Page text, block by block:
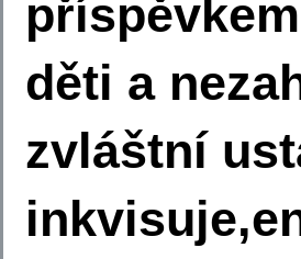
děti a
zvláštní